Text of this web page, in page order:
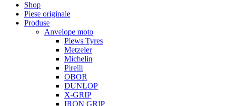
Shop
Piese originale
Produse
Anvelope moto
Plews Tyres
Metzeler
Michelin
Pirelli
OBOR
DUNLOP
X-GRIP
IRON GRIP